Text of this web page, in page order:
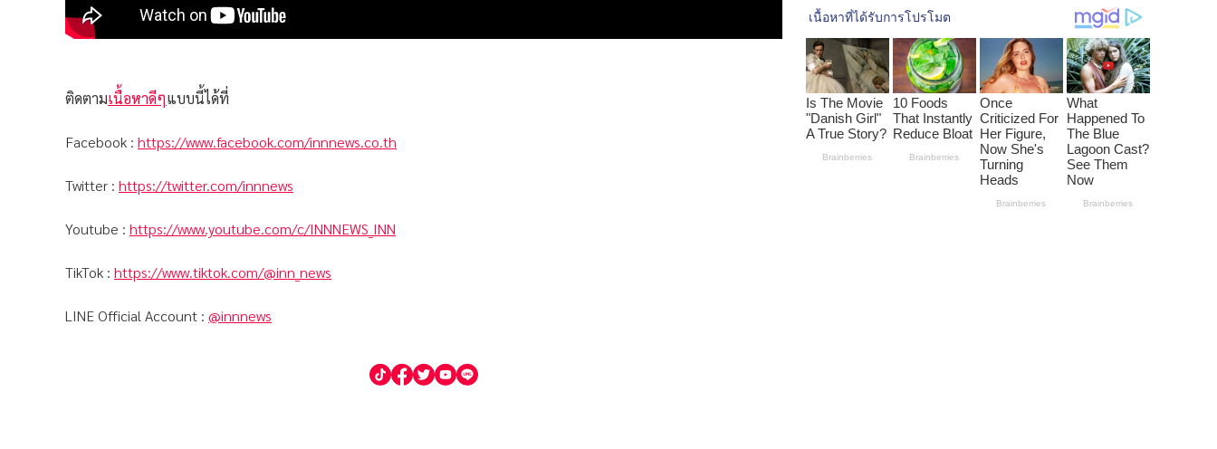
ติดตามเนื้อหาดีๆแบบนี้ได้ที่
Facebook : https://www.facebook.com/innnews.co.th
Twitter : https://twitter.com/innnews
Youtube : https://www.youtube.com/c/INNNEWS_INN
TikTok : https://www.tiktok.com/@inn_news
LINE Official Account : @innnews